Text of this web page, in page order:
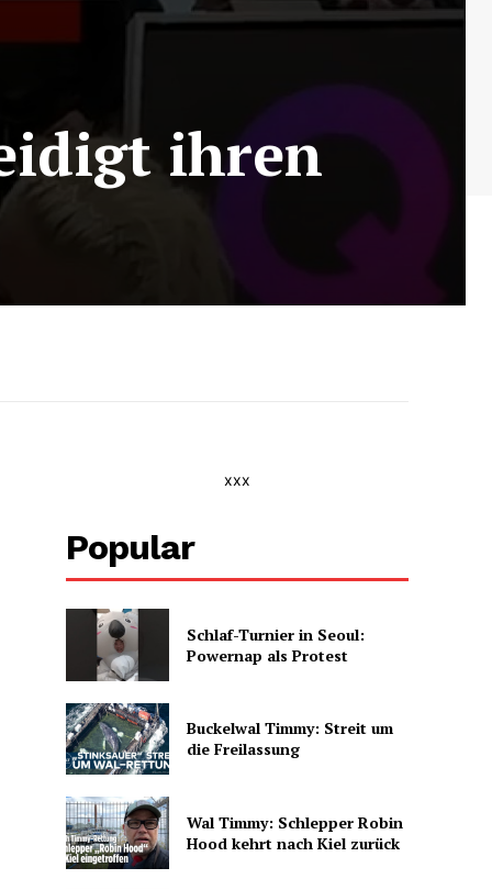
ihren
xxx
Popular
Schlaf-Turnier in Seoul:
Powernap als Protest
Buckelwal Timmy: Streit um
die Freilassung
Wal Timmy: Schlepper Robin
Hood kehrt nach Kiel zurück